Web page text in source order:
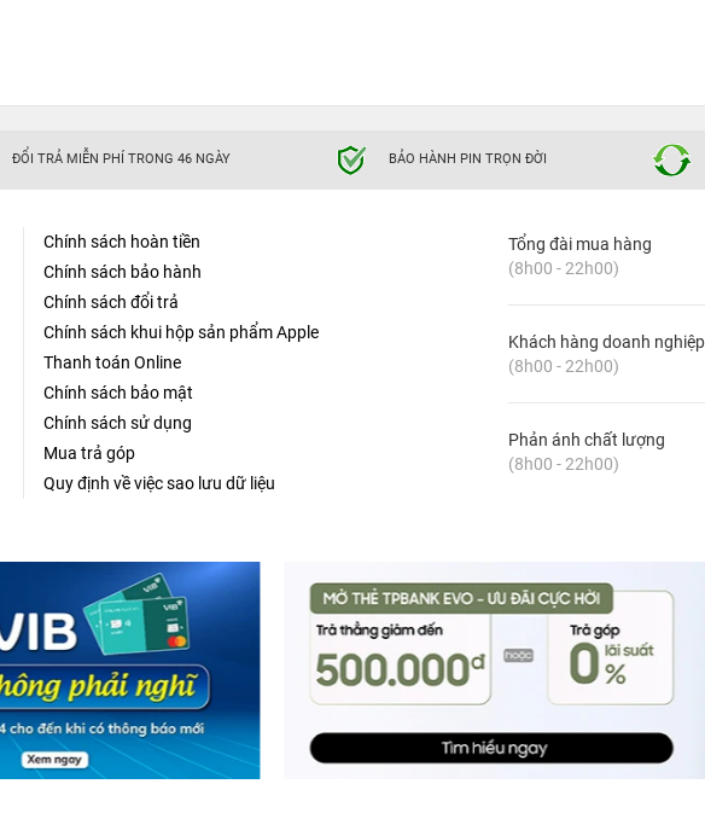
ĐỔI TRẢ MIỄN PHÍ TRONG 46 NGÀY BẢO HÀNH PIN TRỌN ĐỜI
Chính sách hoàn tiền
Chính sách bảo hành
Chính sách đổi trả
Chính sách khui hộp sản phẩm Apple
Thanh toán Online
Chính sách bảo mật
Chính sách sử dụng
Mua trả góp
Quy định về việc sao lưu dữ liệu
Tổng đài mua hàng
(8h00 - 22h00)
Khách hàng doanh nghiệp
(8h00 - 22h00)
Phản ánh chất lượng
(8h00 - 22h00)